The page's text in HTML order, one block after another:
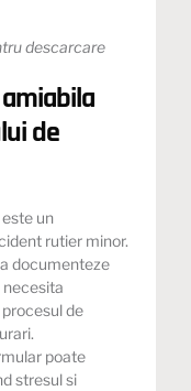
descarcare
de
un
rutier minor.
documenteze
de
poate
stresul si